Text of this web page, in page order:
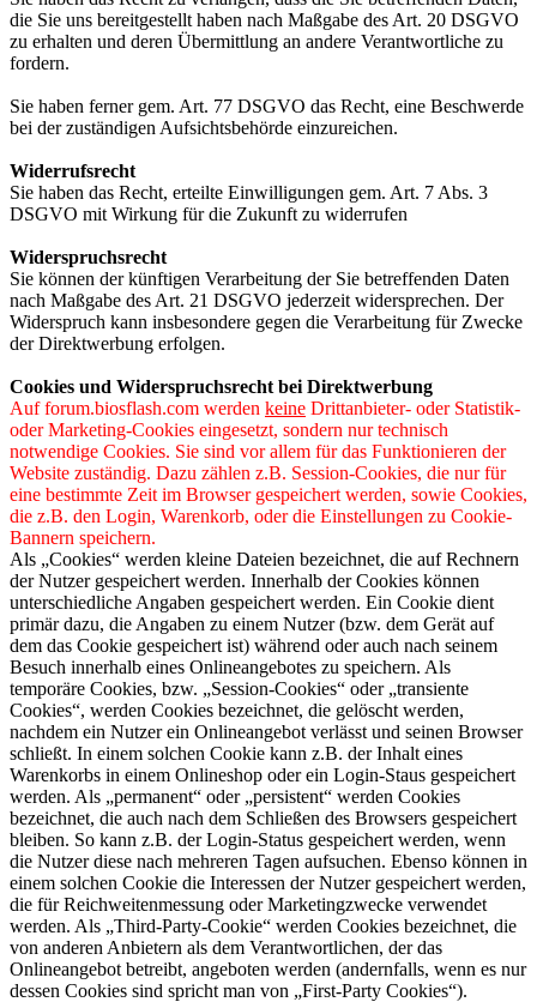
die Sie uns bereitgestellt haben nach Maßgabe des Art. 20 DSGVO
zu erhalten und deren Übermittlung an andere Verantwortliche zu
fordern.
Sie haben ferner gem. Art. 77 DSGVO das Recht, eine Beschwerde
bei der zuständigen Aufsichtsbehörde einzureichen.
Widerrufsrecht
Sie haben das Recht, erteilte Einwilligungen gem. Art. 7 Abs. 3
DSGVO mit Wirkung für die Zukunft zu widerrufen
Widerspruchsrecht
Sie können der künftigen Verarbeitung der Sie betreffenden Daten
nach Maßgabe des Art. 21 DSGVO jederzeit widersprechen. Der
Widerspruch kann insbesondere gegen die Verarbeitung für Zwecke
der Direktwerbung erfolgen.
Cookies und Widerspruchsrecht bei Direktwerbung
Auf forum.biosflash.com werden keine Drittanbieter- oder Statistik-
oder Marketing-Cookies eingesetzt, sondern nur technisch
notwendige Cookies. Sie sind vor allem für das Funktionieren der
Website zuständig. Dazu zählen z.B. Session-Cookies, die nur für
eine bestimmte Zeit im Browser gespeichert werden, sowie Cookies,
die z.B. den Login, Warenkorb, oder die Einstellungen zu Cookie-
Bannern speichern.
Als „Cookies“ werden kleine Dateien bezeichnet, die auf Rechnern
der Nutzer gespeichert werden. Innerhalb der Cookies können
unterschiedliche Angaben gespeichert werden. Ein Cookie dient
primär dazu, die Angaben zu einem Nutzer (bzw. dem Gerät auf
dem das Cookie gespeichert ist) während oder auch nach seinem
Besuch innerhalb eines Onlineangebotes zu speichern. Als
temporäre Cookies, bzw. „Session-Cookies“ oder „transiente
Cookies“, werden Cookies bezeichnet, die gelöscht werden,
nachdem ein Nutzer ein Onlineangebot verlässt und seinen Browser
schließt. In einem solchen Cookie kann z.B. der Inhalt eines
Warenkorbs in einem Onlineshop oder ein Login-Staus gespeichert
werden. Als „permanent“ oder „persistent“ werden Cookies
bezeichnet, die auch nach dem Schließen des Browsers gespeichert
bleiben. So kann z.B. der Login-Status gespeichert werden, wenn
die Nutzer diese nach mehreren Tagen aufsuchen. Ebenso können in
einem solchen Cookie die Interessen der Nutzer gespeichert werden,
die für Reichweitenmessung oder Marketingzwecke verwendet
werden. Als „Third-Party-Cookie“ werden Cookies bezeichnet, die
von anderen Anbietern als dem Verantwortlichen, der das
Onlineangebot betreibt, angeboten werden (andernfalls, wenn es nur
dessen Cookies sind spricht man von „First-Party Cookies“).